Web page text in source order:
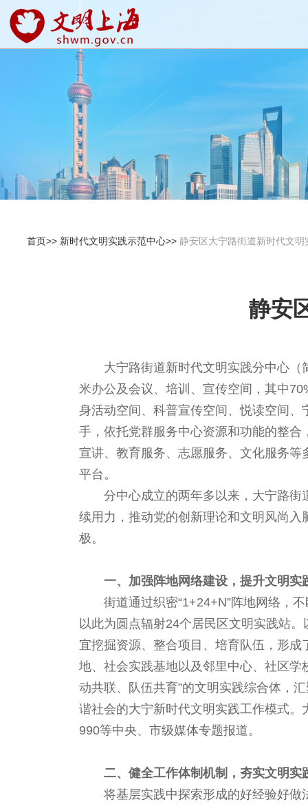
首页>> 新时代文明实践示范中心>> 静安区大宁路街道新时代文明
静安
大宁路街道新时代文明实践分中心
米办公及会议、培训、宣传空间，其中
身活动空间、科普宣传空间、悦读空间
手，依托党群服务中心资源和功能的整合
宣讲、教育服务、志愿服务、文化服务
平台。
分中心成立的两年多以来，大宁路
续用力，推动党的创新理论和文明风尚入
极。
一、加强阵地网络建设，提升文明实
街道通过织密“1+24+N”阵地网络，
以此为圆点辐射24个居民区文明实践站
宜挖掘资源、整合项目、培育队伍，形
地、社会实践基地以及邻里中心、社区学
动共联、队伍共育”的文明实践综合体，
谐社会的大宁新时代文明实践工作模式
990等中央、市级媒体专题报道。
二、健全工作体制机制，夯实文明实
将基层实践中探索形成的好经验好